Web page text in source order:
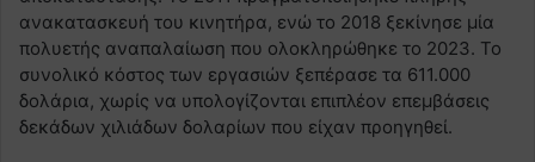
ανακατασκευή του κινητήρα, ενώ το 2018 ξεκίνησε μία
πολυετής αναπαλαίωση που ολοκληρώθηκε το 2023. Το
συνολικό κόστος των εργασιών ξεπέρασε τα 611.000
δολάρια, χωρίς να υπολογίζονται επιπλέον επεμβάσεις
δεκάδων χιλιάδων δολαρίων που είχαν προηγηθεί.